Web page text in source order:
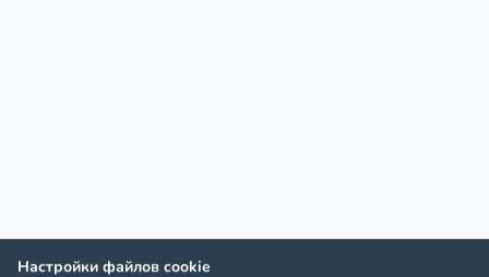
Мы используем файлы cookie для основных функций сайта, аналитики,